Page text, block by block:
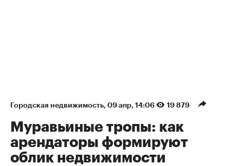
Городская недвижимость 09 апр, 14:06 19 879
Муравьиные тропы: как
арендаторы формируют
облик недвижимости